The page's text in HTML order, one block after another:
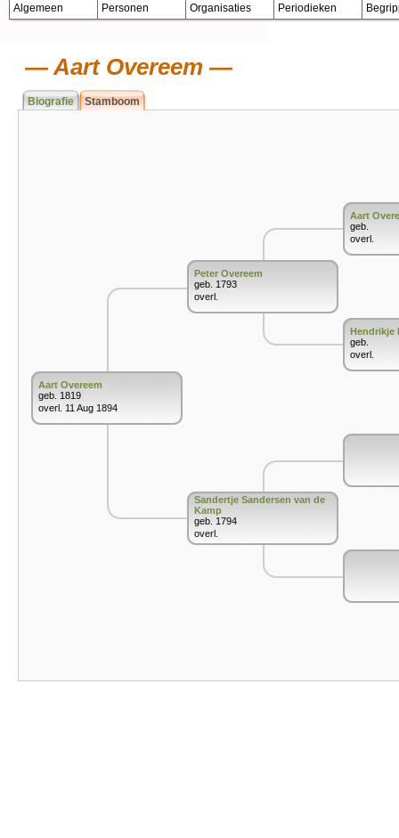
Algemeen Personen Organisaties Periodieken
Aart Overeem
Biografie Stamboom
Aart Overeem
geb. 1819
overl. 11 Aug 1894
Peter Overeem
geb. 1793
overl.
Sandertje Sandersen van de
Kamp
geb. 1794
overl.
Aart
geb.
overl.
Hendrikje
geb.
overl.